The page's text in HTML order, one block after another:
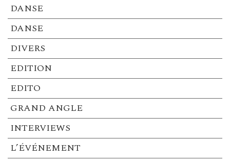
DANSE
DANSE
DIVERS
EDITION
EDITO
GRAND ANGLE
INTERVIEWS
L’ÉVÉNEMENT